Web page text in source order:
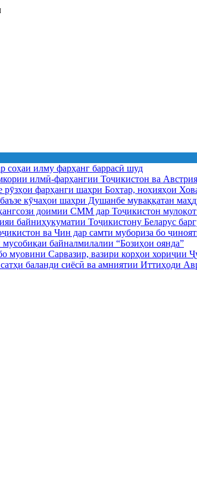
соҳаи илму фарҳанг баррасӣ шуд
илмӣ-фарҳангии Тоҷикистон ва
фарҳанги шаҳри Бохтар, ноҳияҳои
кӯчаҳои шаҳри Душанбе муваққатан
доимии СММ дар Тоҷикистон
байниҳукуматии Тоҷикистону Беларус
ва Чин дар самти мубориза бо
байналмилалии “Бозиҳои оянда”
муовини Сарвазир, вазири корҳои хориҷии
баланди сиёсӣ ва амниятии Иттиҳоди